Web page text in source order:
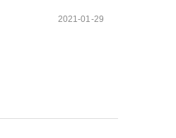
2021-01-29